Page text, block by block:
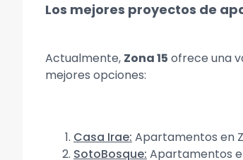
Los mejores proyectos de
Actualmente, Zona 15 ofrece una
mejores opciones:
Casa Irae: Apartamentos en
SotoBosque: Apartamentos